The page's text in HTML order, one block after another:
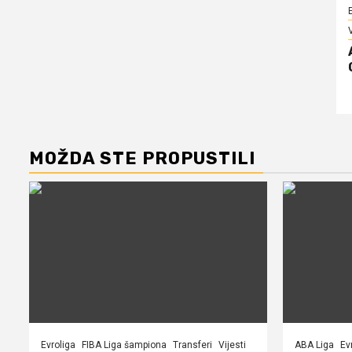
MOŽDA STE PROPUSTILI
Evroliga FIBA Liga šampiona Transferi Vijesti ABA Liga